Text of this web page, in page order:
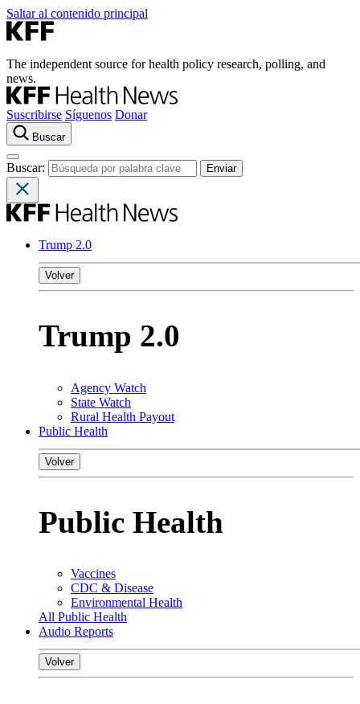
Saltar al contenido principal
The independent source for health policy research, polling, and
news.
Suscribirse Síguenos Donar
Buscar
Buscar:
Trump 2.0
Volver
Trump 2.0
Agency Watch
State Watch
Rural Health Payout
Public Health
Volver
Public Health
Vaccines
CDC & Disease
Environmental Health
All Public Health
Audio Reports
Volver